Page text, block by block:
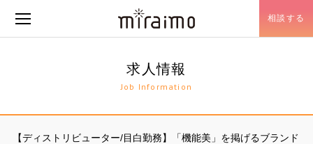
相談する
求人情報
Job Information
【ディストリビューター/目白勤務】「機能美」を掲げるブランド